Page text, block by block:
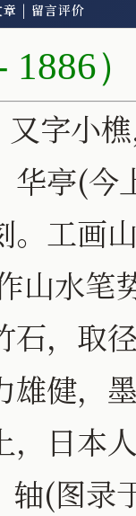
| 留言评价
1886）
字小
华亭(
。工画
山水笔
石，取
雄健，
，日本
轴(图录